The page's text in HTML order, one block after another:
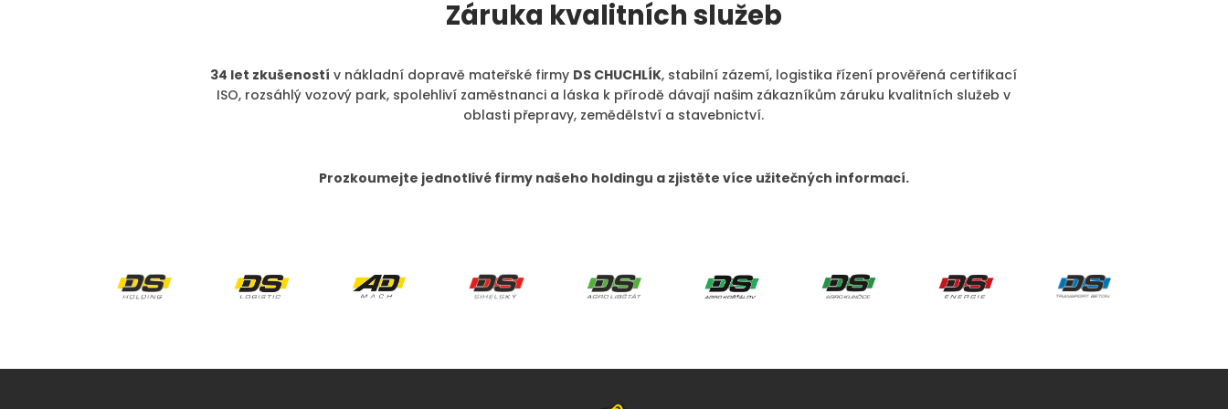
Záruka kvalitních služeb
34 let zkušeností v nákladní dopravě mateřské firmy DS CHUCHLÍK, stabilní zázemí, logistika řízení prověřená certifikací
ISO, rozsáhlý vozový park, spolehliví zaměstnanci a láska k přírodě dávají našim zákazníkům záruku kvalitních služeb v
oblasti přepravy, zemědělství a stavebnictví.
Prozkoumejte jednotlivé firmy našeho holdingu a zjistěte více užitečných informací.